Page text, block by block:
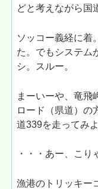
どと考えながら国
ソッコー義経に着。
た。でもシステム
シ。スルー。
まーいーや、竜飛
ロード（県道）の
道339を走ってみよ
・・・あー、こり
漁港のトリッキー